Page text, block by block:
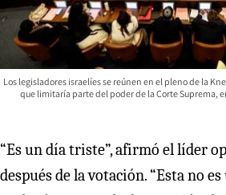
Los legisladores israelíes se reúnen en el pleno de la
que limitaría parte del poder de la Corte Suprema,
“Es un día triste”, afirmó el líder
después de la votación. “Esta no